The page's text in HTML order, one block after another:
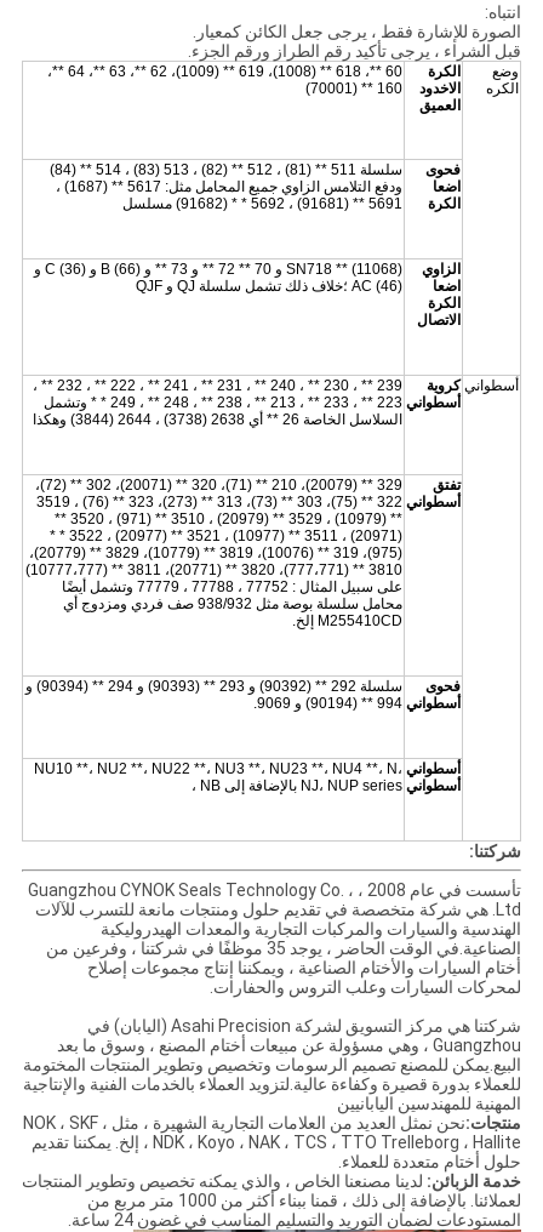
انتباه:
الصورة للإشارة فقط ، يرجى جعل الكائن كمعيار.
قبل الشراء ، يرجى تأكيد رقم الطراز ورقم الجزء.
وضع
الكره
الكرة
الاخدود
العميق
60 **، 618 ** (1008)، 619 ** (1009)، 62 **، 63 **، 64 **،
160 ** (70001)
فحوى
اضعا
الكرة
سلسلة 511 ** (81) ، 512 ** (82) ، 513 (83) ، 514 ** (84)
ودفع التلامس الزاوي جميع المحامل مثل: 5617 ** (1687) ،
5691 ** (91681) ، 5692 * * (91682) مسلسل
الزاوي
اضعا
الكرة
الاتصال
SN718 ** (11068) و 70 ** 72 ** و 73 ** و B (66) و C (36) و
AC (46) ؛خلاف ذلك تشمل سلسلة QJ و QJF
أسطواني كروية
أسطواني
239 ** ، 230 ** ، 240 ** ، 231 ** ، 241 ** ، 222 ** ، 232 ** ،
223 ** ، 233 ** ، 213 ** ، 238 ** ، 248 ** ، 249 * * وتشمل
السلاسل الخاصة 26 ** أي 2638 (3738) ، 2644 (3844) وهكذا
تفتق
أسطواني
329 ** (20079)، 210 ** (71)، 320 ** (20071)، 302 ** (72)،
322 ** (75)، 303 ** (73)، 313 ** (273)، 323 ** (76) ، 3519
** (10979) ، 3529 ** (20979) ، 3510 ** (971) ، 3520 **
(20971) ، 3511 ** (10977) ، 3521 ** (20977) ، 3522 * *
(975)، 319 ** (10076)، 3819 ** (10779)، 3829 ** (20779)،
3810 ** (777،771)، 3820 ** (20771)، 3811 ** (10777،777)
على سبيل المثال : 77752 ، 77788 ، 77779 وتشمل أيضًا
محامل سلسلة بوصة مثل 938/932 صف فردي ومزدوج أي
M255410CD إلخ.
فحوى
أسطواني
سلسلة 292 ** (90392) و 293 ** (90393) و 294 ** (90394) و
994 ** (90194) و 9069.
أسطواني
أسطواني
NU10 **، NU2 **، NU22 **، NU3 **، NU23 **، NU4 **، N،
NJ، NUP series بالإضافة إلى NB ،
شركتنا:
تأسست في عام 2008 ، Guangzhou CYNOK Seals Technology Co. ،
Ltd. هي شركة متخصصة في تقديم حلول ومنتجات مانعة للتسرب للآلات
الهندسية والسيارات والمركبات التجارية والمعدات الهيدروليكية
الصناعية.في الوقت الحاضر ، يوجد 35 موظفًا في شركتنا ، وفرعين من
أختام السيارات والأختام الصناعية ، ويمكننا إنتاج مجموعات إصلاح
لمحركات السيارات وعلب التروس والحفارات.
شركتنا هي مركز التسويق لشركة Asahi Precision (اليابان) في
Guangzhou ، وهي مسؤولة عن مبيعات أختام المصنع ، وسوق ما بعد
البيع.يمكن للمصنع تصميم الرسومات وتخصيص وتطوير المنتجات المختومة
للعملاء بدورة قصيرة وكفاءة عالية.لتزويد العملاء بالخدمات الفنية والإنتاجية
المهنية للمهندسين اليابانيين
منتجات:
نحن نمثل العديد من العلامات التجارية الشهيرة ، مثل NOK ، SKF ،
NDK ، Koyo ، NAK ، TCS ، TTO Trelleborg ، Hallite ، إلخ. يمكننا تقديم
حلول أختام متعددة للعملاء.
خدمة الزبائن: لدينا مصنعنا الخاص ، والذي يمكنه تخصيص وتطوير المنتجات
لعملائنا. بالإضافة إلى ذلك ، قمنا ببناء أكثر من 1000 متر مربع من
المستودعات لضمان التوريد والتسليم المناسب في غضون 24 ساعة.